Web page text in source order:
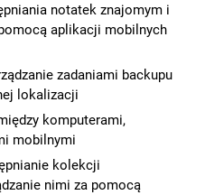
notatek znajomym i
aplikacji mobilnych
zadaniami backupu
lokalizacji
komputerami,
mobilnymi
kolekcji
nimi za pomocą